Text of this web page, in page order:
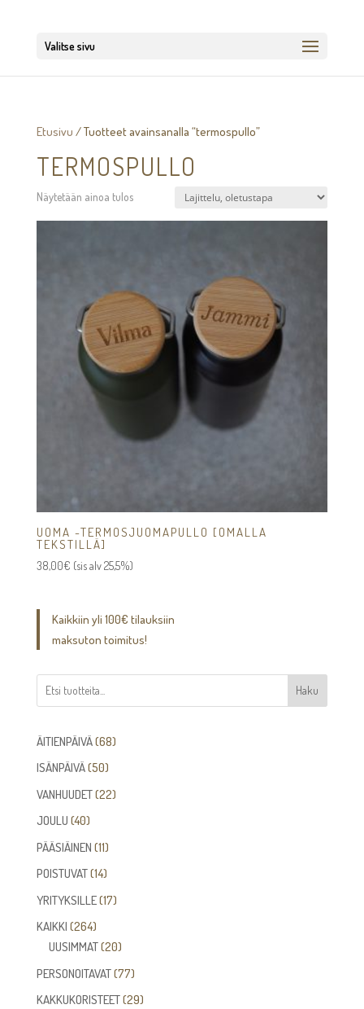
Valitse sivu
Etusivu / Tuotteet avainsanalla “termospullo”
TERMOSPULLO
Näytetään ainoa tulos
UOMA -TERMOSJUOMAPULLO [OMALLA
TEKSTILLÄ]
38,00€ (sis alv 25,5%)
Kaikkiin yli 100€ tilauksiin
maksuton toimitus!
Haku
ÄITIENPÄIVÄ 6868
ISÄNPÄIVÄ 5050
tuotetta
VANHUUDET 2222
JOULU 4040
tuotetta
PÄÄSIÄINEN 1111
tuotetta
POISTUVAT 1414
tuotetta
YRITYKSILLE 1717
KAIKKI 264264
tuotetta
UUSIMMAT 2020
tuotetta
PERSONOITAVAT 7777
tuotetta
KAKKUKORISTEET 2929